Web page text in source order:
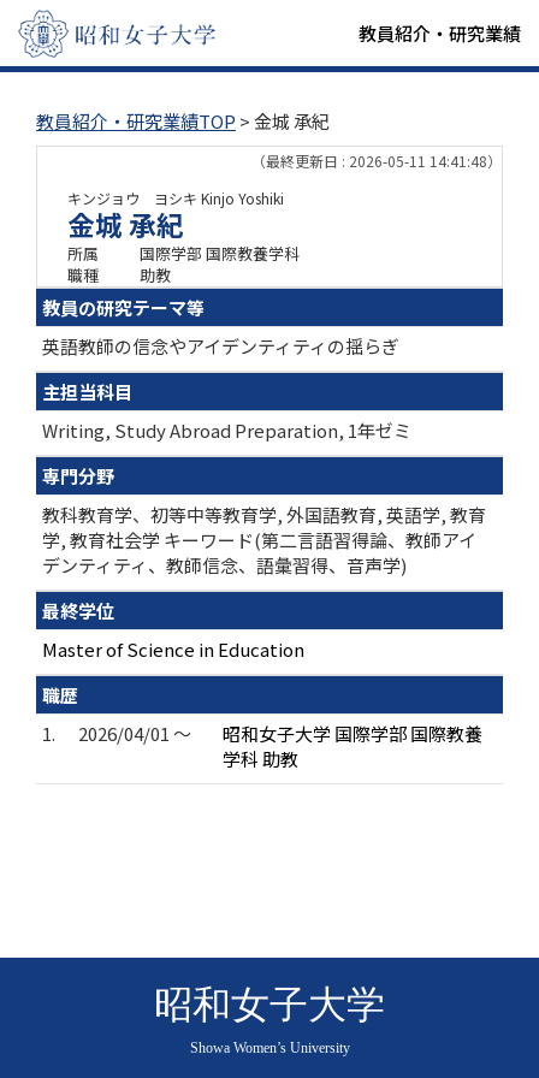
教員紹介・研究業績
教員紹介・研究業績TOP > 金城 承紀
（最終更新日 : 2026-05-11 14:41:48）
キンジョウ ヨシキ Kinjo Yoshiki
金城 承紀
所属
国際学部 国際教養学科
職種
助教
教員の研究テーマ等
英語教師の信念やアイデンティティの揺らぎ
主担当科目
Writing, Study Abroad Preparation, 1年ゼミ
専門分野
教科教育学、初等中等教育学, 外国語教育, 英語学, 教育
学, 教育社会学 キーワード(第二言語習得論、教師アイ
デンティティ、教師信念、語彙習得、音声学)
最終学位
Master of Science in Education
職歴
1.
2026/04/01 ～
昭和女子大学 国際学部 国際教養
学科 助教
昭和女子大学
Showa Women’s University